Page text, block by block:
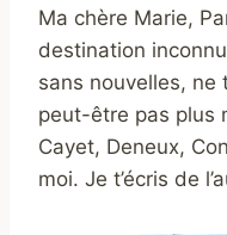
Ma chère Marie,
destination
sans nouvelles, ne
peut-être pas plus
Cayet, Deneux,
moi. Je t’écris de